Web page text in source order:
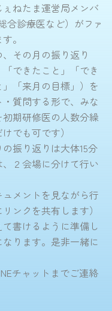
ねたま運営局メンバ
合診療医など）がファ
。
その月の振り返り
できたこと」「でき
「来月の目標」）を
質問する形で、みな
期研修医の人数分繰
でも可です）
振り返りは大体15分
２会場に分けて行い
メントを見ながら行
ンクを共有します）
書けるように準備し
ります。是非一緒に
チャットまでご連絡